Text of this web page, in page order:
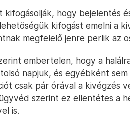
hogy bejelentés
kifogást emelni a
megfelelő jenre perlik az
embertelen, hogy a
napjuk, és egyébként sem
csak pár órával a kivégzés
szerint ez ellentétes a
is.